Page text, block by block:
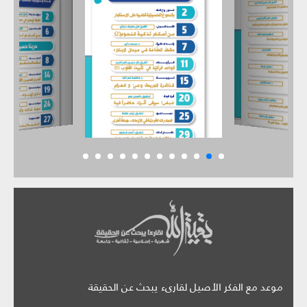
موعد مع الفكر الأصيل لقارىء يبحث عن الحقيقة